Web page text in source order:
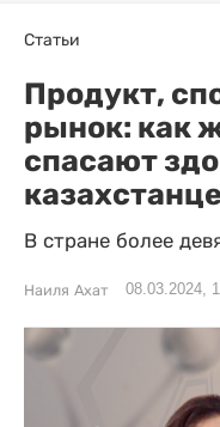
Статьи
Продукт,
рынок: как
спасают
В стране более
Наиля Ахат 08.03.2024,